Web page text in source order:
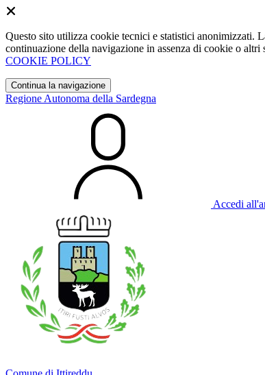
Questo sito utilizza cookie tecnici e statistici anonimizzati.
continuazione della navigazione in assenza di cookie o
COOKIE POLICY
Continua la navigazione
Regione Autonoma della Sardegna
Accedi